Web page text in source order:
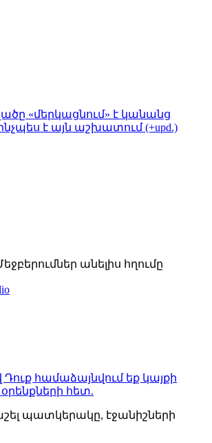
«մերկացնում» է կանանց
է այն աշխատում (+upd.)
անելիս հղումը
Դուք համաձայնվում եք կայքի
հետ.
պատկերակը, էջանիշների